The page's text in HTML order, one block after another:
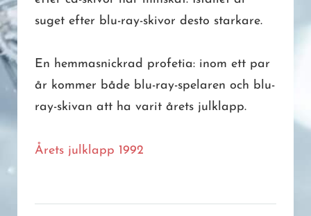
suget efter blu-ray-skivor desto starkare.
En hemmasnickrad profetia: inom ett par
år kommer både blu-ray-spelaren och blu-
ray-skivan att ha varit årets julklapp.
Årets julklapp 1992